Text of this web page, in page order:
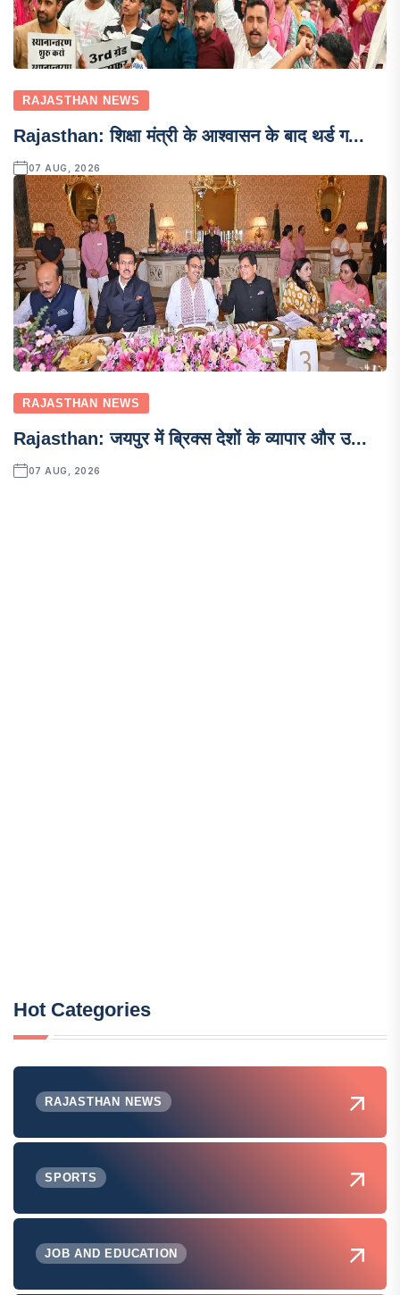
RAJASTHAN NEWS
Rajasthan: शिक्षा मंत्री के आश्वासन के बाद थर्ड ग...
07 AUG, 2026
RAJASTHAN NEWS
Rajasthan: जयपुर में ब्रिक्स देशों के व्यापार और उ...
07 AUG, 2026
Hot Categories
RAJASTHAN NEWS
SPORTS
JOB AND EDUCATION